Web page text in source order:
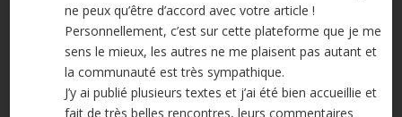
ne peux qu’être d’accord avec votre article !
Personnellement, c’est sur cette plateforme que je me
sens le mieux, les autres ne me plaisent pas autant et
la communauté est très sympathique.
J’y ai publié plusieurs textes et j’ai été bien accueillie et
fait de très belles rencontres, leurs commentaires